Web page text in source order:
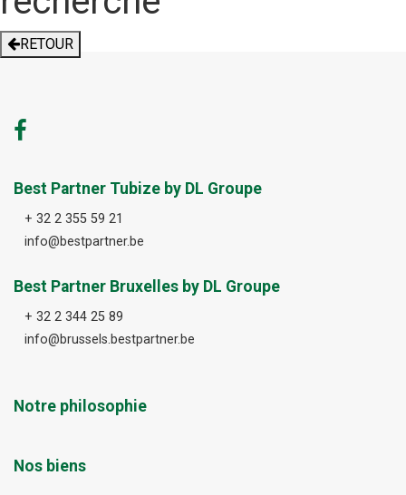
RETOUR
Best Partner Tubize by DL Groupe
+ 32 2 355 59 21
info@bestpartner.be
Best Partner Bruxelles by DL Groupe
+ 32 2 344 25 89
info@brussels.bestpartner.be
Notre philosophie
Nos biens